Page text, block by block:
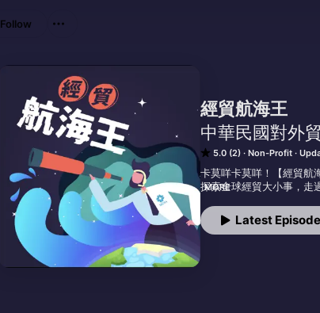
經貿航海王
中華民國對外
5.0 (2) Non-Profit
卡莫咩卡莫咩！【經貿航
探索全球經貿大小事，走
節目主題包括熱門話題、
歡迎緊追《經貿透視》臉
MORE
Latest Episode
Follow